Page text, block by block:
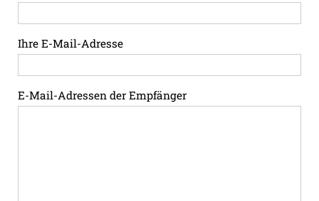
Ihre E-Mail-Adresse
E-Mail-Adressen der Empfänger